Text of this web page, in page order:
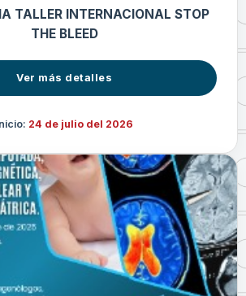
TALLER INTERNACIONAL STOP
THE BLEED
Ver más detalles
24 de julio del 2026